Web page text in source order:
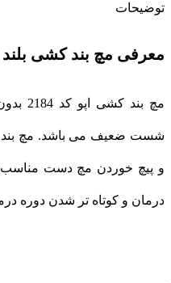
توضیحات
معرفی مچ بند کشی بلند
مچ
شست ضعیف می باشد. مچ بند
و پیچ خوردن مچ دست مناسب
درمان و کوتاه تر شدن دوره